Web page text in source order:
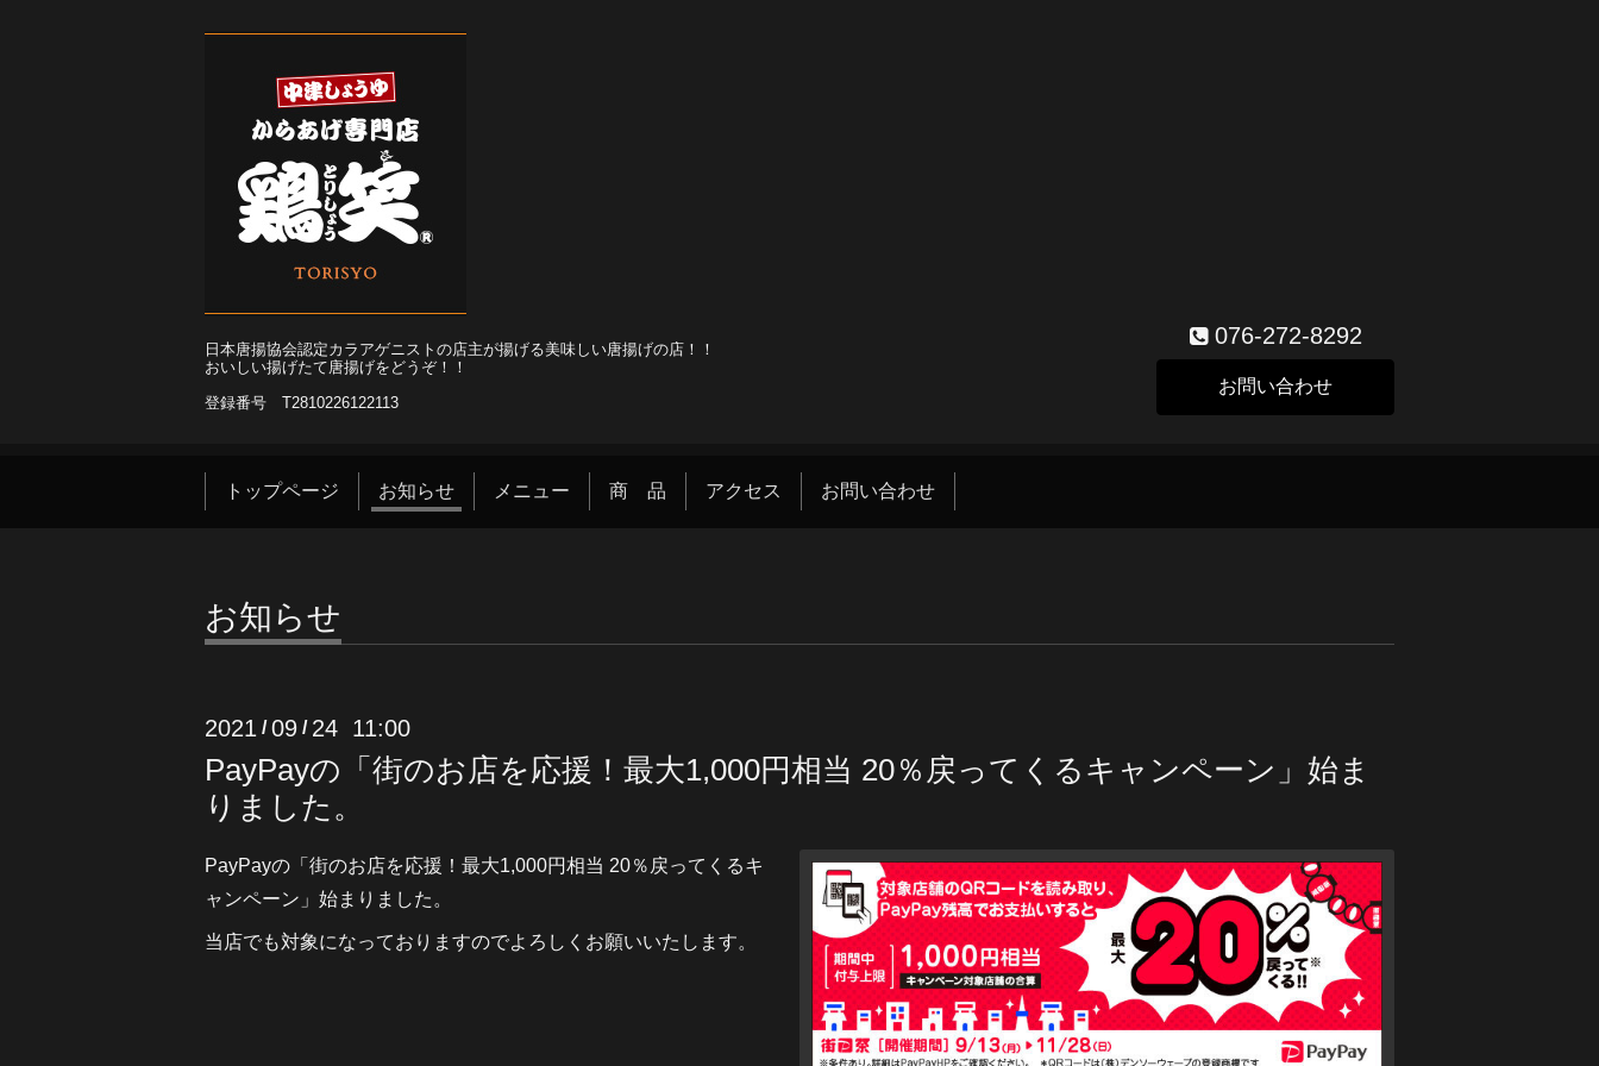
日本唐揚協会認定カラアゲニストの店主が揚げる美味しい唐揚げの店！！
おいしい揚げたて唐揚げをどうぞ！！
登録番号 T2810226122113
076-272-8292
お問い合わせ
トップページ お知らせ メニュー 商 品 アクセス お問い合わせ
お知らせ
2021 /09 / 24 11:00
PayPayの「街のお店を応援！最大1,000円相当 20％戻ってくるキャンペーン」始ま
りました。
PayPayの「街のお店を応援！最大1,000円相当 20％戻ってくるキ
ャンペーン」始まりました。
当店でも対象になっておりますのでよろしくお願いいたします。